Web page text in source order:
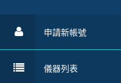
申請新帳號
儀器列表